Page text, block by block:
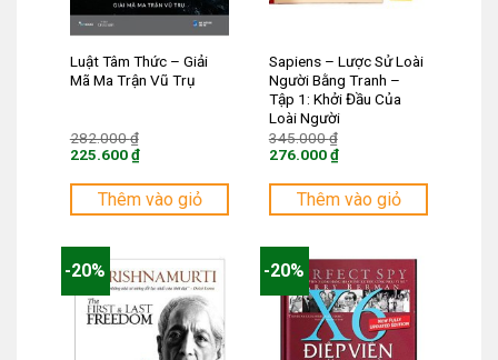
Luật Tâm Thức – Giải
Mã Ma Trận Vũ Trụ
282.000₫
282.000 ₫.
225.600₫
hiện
là:
Thêm vào giỏ
Sapiens – Lược Sử Loài
Người Bằng Tranh –
Tập 1: Khởi Đầu Của
Loài Người
345.000₫
345.000 ₫.
276.000₫
hiện
là:
Thêm vào giỏ
-20% -20%